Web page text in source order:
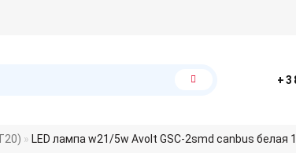
LED лампа w21/5w Avolt GSC-2smd canbus белая